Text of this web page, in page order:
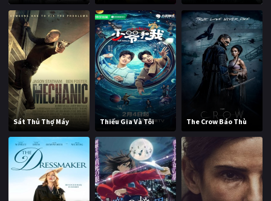
Sát Thủ Thợ Máy Thiếu Gia Và Tôi The Crow Báo Thù